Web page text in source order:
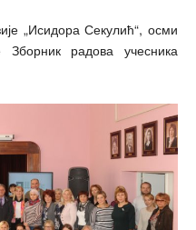
„Исидора Секулић“, осми
радова учесника